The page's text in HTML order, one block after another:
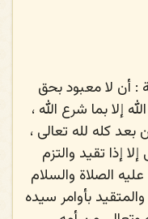
: أن لا معبود بحق
إلا بما شرع الله ،
كله لله تعالى ،
إذا تقيد والتزم
الصلاة والسلام
بأوامر سيده